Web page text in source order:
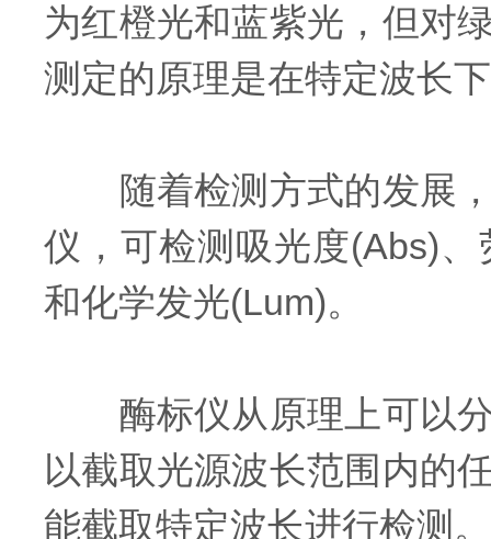
为红橙光和蓝紫光，但对
测定的原理是在特定波长
随着检测方式的发展，
仪，可检测吸光度(Abs)
和化学发光(Lum)。
酶标仪从原理上可以分
以截取光源波长范围内的
能截取特定波长进行检测。